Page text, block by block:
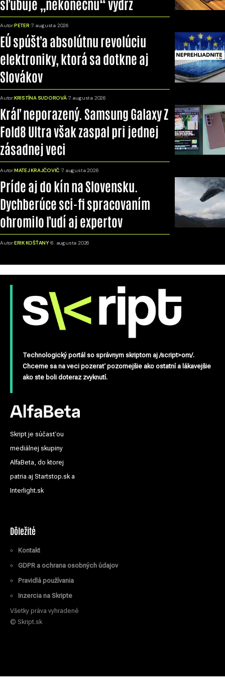
sľubuje „nekonečnú“ výdrž
Autor:PETER 7. augusta 2026
EÚ spúšťa absolútnu revolúciu
elektroniky, ktorá sa dotkne aj
Slovákov
Autor:KRISTÍNA SUDOROVÁ 7. augusta 2026
Kráľ neporazený. Samsung Galaxy Z
Fold8 Ultra však zaspal pri jednej
zásadnej veci
Autor:MATEJ KRAJČOVIČ 7. augusta 2026
Príde aj do kín na Slovensku.
Dychberúce sci-fi spracovaním
ohromilo ľudí aj expertov
Autor:ERIK KOŠŤANY 6. augusta 2026
Technologický portál so správnym skriptom aj /script>om/.
Chceme sa na veci pozerať pozornejšie ako ostatní a lákavejšie
ako ste boli doteraz zvyknutí.
Skript je súčasťou
mediálnej skupiny
AlfaBeta, do ktorej
patria aj Startstop.sk a
Interlight.sk
Dôležité
Kontakt
GDPR a ochrana osobných údajov
Pravidlá používania
Inzercia na Skripte
Všetky práva vyhradené
© Skript.sk